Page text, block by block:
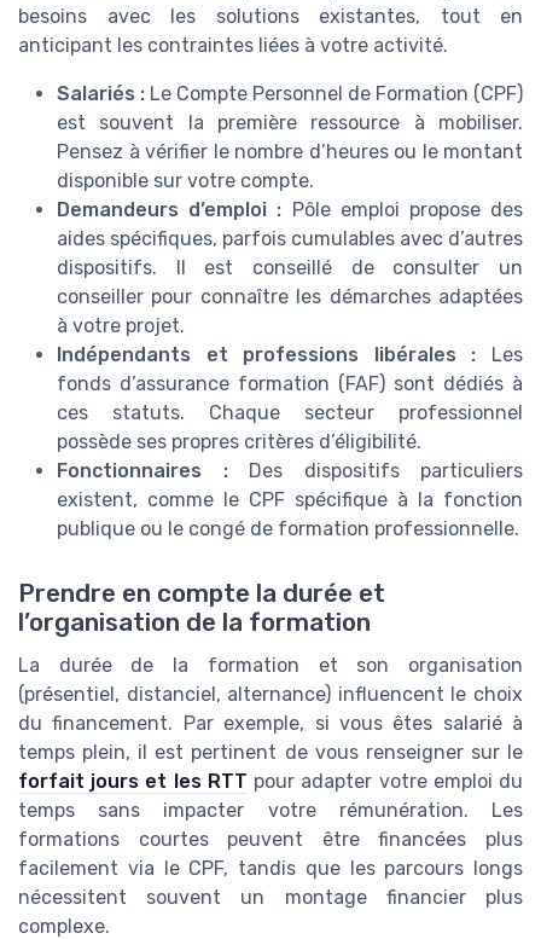
besoins avec les solutions existantes, tout en
anticipant les contraintes liées à votre activité.
Salariés : Le Compte Personnel de Formation (CPF)
est souvent la première ressource à mobiliser.
Pensez à vérifier le nombre d’heures ou le montant
disponible sur votre compte.
Demandeurs d’emploi : Pôle emploi propose des
aides spécifiques, parfois cumulables avec d’autres
dispositifs. Il est conseillé de consulter un
conseiller pour connaître les démarches adaptées
à votre projet.
Indépendants et professions libérales : Les
fonds d’assurance formation (FAF) sont dédiés à
ces statuts. Chaque secteur professionnel
possède ses propres critères d’éligibilité.
Fonctionnaires :Des dispositifs particuliers
existent, comme le CPF spécifique à la fonction
publique ou le congé de formation professionnelle.
Prendre en compte la durée et
l’organisation de la formation
La durée de la formation et son organisation
(présentiel, distanciel, alternance) influencent le choix
du financement. Par exemple, si vous êtes salarié à
temps plein, il est pertinent de vous renseigner sur le
forfait jours et les RTT pour adapter votre emploi du
temps sans impacter votre rémunération. Les
formations courtes peuvent être financées plus
facilement via le CPF, tandis que les parcours longs
nécessitent souvent un montage financier plus
complexe.